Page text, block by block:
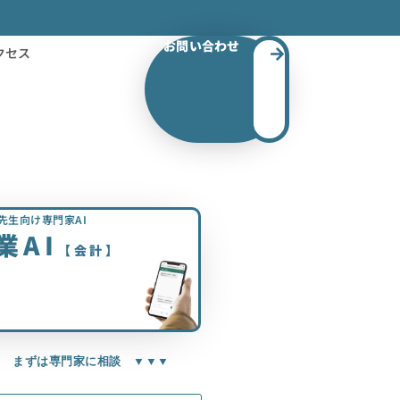
セス お問い合わせ
生向け専門家AI
AI 【会計】
ずは専門家に相談 ▼▼▼